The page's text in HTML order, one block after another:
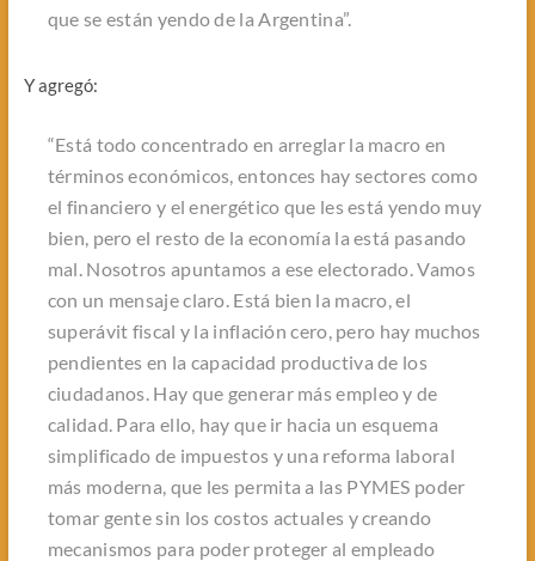
que se están yendo de la Argentina”.
Y agregó:
“Está todo concentrado en arreglar la macro en
términos económicos, entonces hay sectores como
el financiero y el energético que les está yendo muy
bien, pero el resto de la economía la está pasando
mal. Nosotros apuntamos a ese electorado. Vamos
con un mensaje claro. Está bien la macro, el
superávit fiscal y la inflación cero, pero hay muchos
pendientes en la capacidad productiva de los
ciudadanos. Hay que generar más empleo y de
calidad. Para ello, hay que ir hacia un esquema
simplificado de impuestos y una reforma laboral
más moderna, que les permita a las PYMES poder
tomar gente sin los costos actuales y creando
mecanismos para poder proteger al empleado